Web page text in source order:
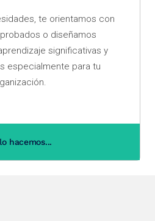
te orientamos con
o diseñamos
significativas y
especialmente para tu
hacemos...